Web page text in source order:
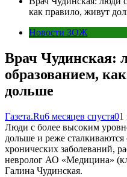
как правило, живут
Новости ЗОЖ
Врач Чудинская:
образованием,
дольше
Газета.Ru6 месяцев спустя01
Люди с более высоким
дольше и реже
хронических заболеваний,
невролог АО «Медицина»
Галина Чудинская.